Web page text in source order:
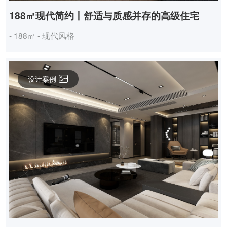
188㎡现代简约丨舒适与质感并存的高级住宅
- 188㎡ - 现代风格
设计案例